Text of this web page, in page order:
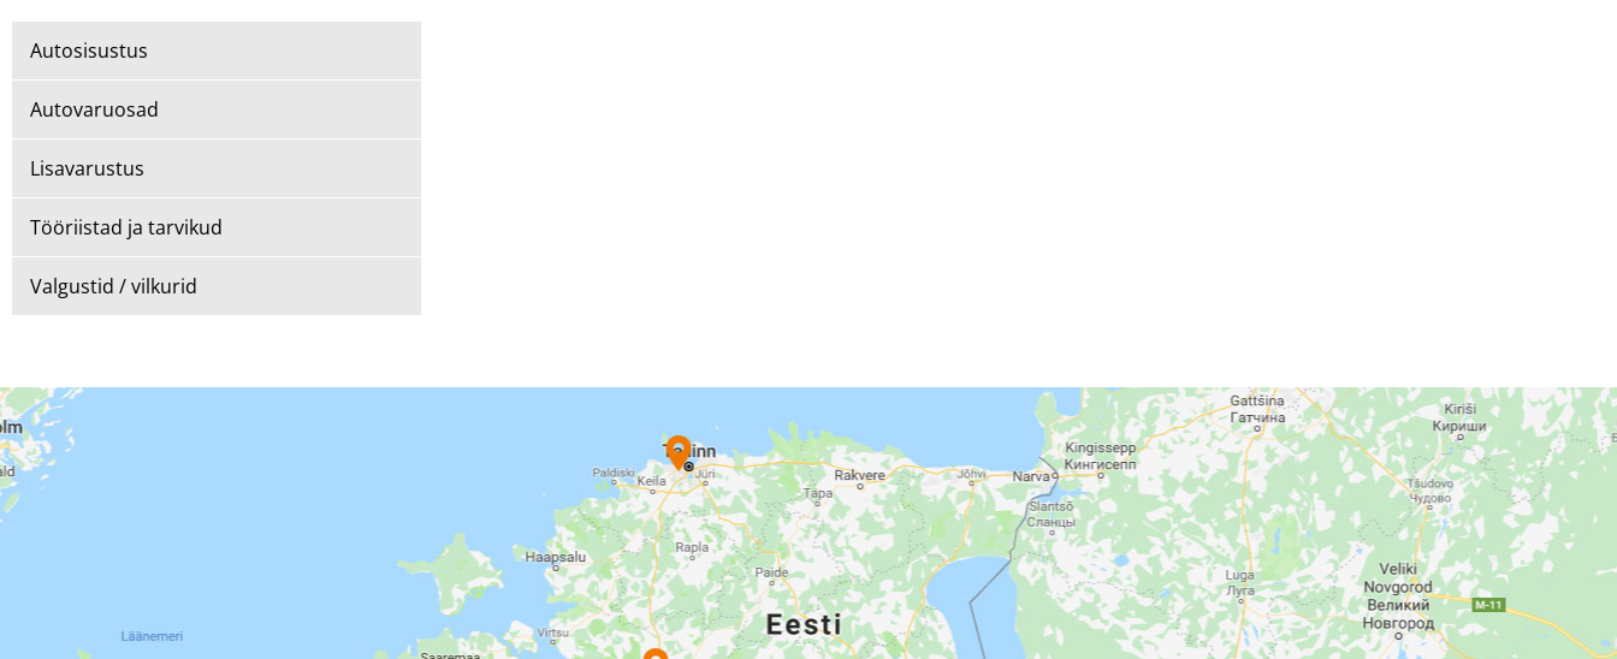
Autosisustus
Autovaruosad
Lisavarustus
Tööriistad ja tarvikud
Valgustid / vilkurid